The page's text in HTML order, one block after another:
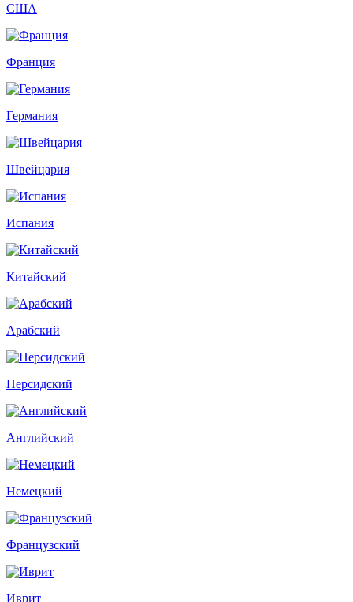
США
Франция
Германия
Швейцария
Испания
Китайский
Арабский
Персидский
Английский
Немецкий
Французский
Иврит